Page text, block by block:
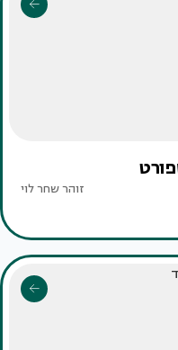
זוהר שחר לוי